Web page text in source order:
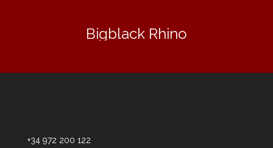
Bigblack Rhino
+34 972 200 122